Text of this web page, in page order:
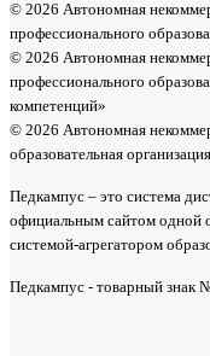
© 2026 Автономная
профессионального
© 2026 Автономная
профессионального
компетенций»
© 2026 Автономная
образовательная
Педкампус – это система
официальным сайтом одной
системой-агрегатором
Педкампус - товарный знак